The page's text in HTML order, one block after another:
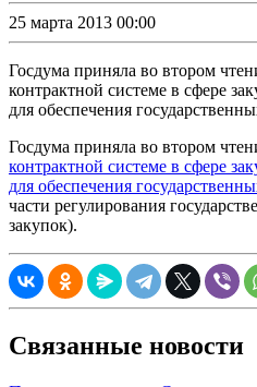
25 марта 2013 00:00
Госдума приняла во втором
контрактной системе в сфере
для обеспечения
Госдума приняла во втором
контрактной системе в сфере
для обеспечения
части регулирования
закупок).
Связанные новости